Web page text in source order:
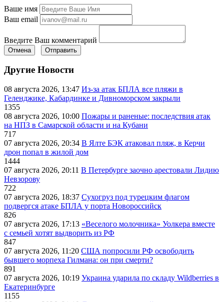
Ваше имя
Ваш email
Введите Ваш комментарий
Отмена Отправить
Другие Новости
08 августа 2026, 13:47 Из-за атак БПЛА все пляжи в
Геленджике, Кабардинке и Дивноморском закрыли
1355
08 августа 2026, 10:00 Пожары и раненые: последствия атак
на НПЗ в Самарской области и на Кубани
717
07 августа 2026, 20:34 В Ялте БЭК атаковал пляж, в Керчи
дрон попал в жилой дом
1444
07 августа 2026, 20:11 В Петербурге заочно арестовали Лидию
Невзорову
722
07 августа 2026, 18:37 Сухогруз под турецким флагом
подвергся атаке БПЛА у порта Новороссийск
826
07 августа 2026, 17:13 «Веселого молочника» Уолкера вместе
с семьей хотят выдворить из РФ
847
07 августа 2026, 11:20 США попросили РФ освободить
бывшего морпеха Гилмана: он при смерти?
891
07 августа 2026, 10:19 Украина ударила по складу Wildberries в
Екатеринбурге
1155